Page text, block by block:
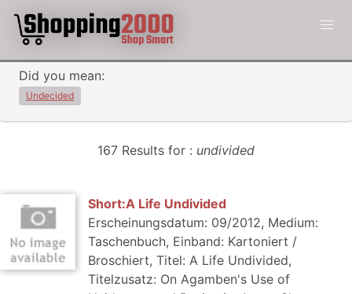
Did you mean:
Undecided
167 Results for : undivided
Short:A Life Undivided
Erscheinungsdatum: 09/2012, Medium:
Taschenbuch, Einband: Kartoniert /
Broschiert, Titel: A Life Undivided,
Titelzusatz: On Agamben's Use of